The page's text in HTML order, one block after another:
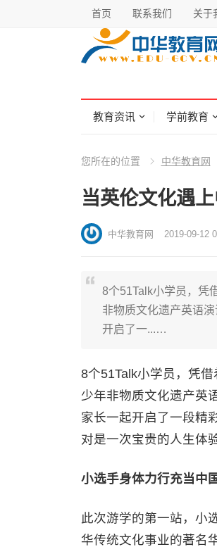
首页 联系我们 关于
教育资讯 学前教育
您所在的位置 中华教育网
当英伦文化遇
中华教育网 2019-09-12
8个51Talk小学员，凭
非物质文化遗产英语
开启了一...…
8个51Talk小学员，凭
少年非物质文化遗产英
家长一起开启了一段精
对是一次宝贵的人生体
小选手身体力行充当中
此次游学的第一站，小
华传统文化事业的著名